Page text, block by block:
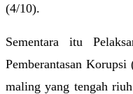
(4/10).
Sementara itu
Pemberantasan
maling yang tengah